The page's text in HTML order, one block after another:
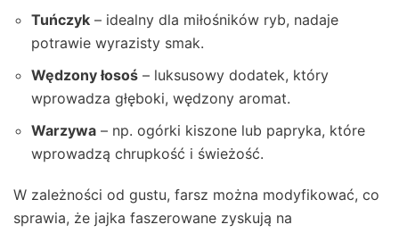
Tuńczyk – idealny dla miłośników ryb, nadaje
potrawie wyrazisty smak.
Wędzony łosoś – luksusowy dodatek, który
wprowadza głęboki, wędzony aromat.
Warzywa – np. ogórki kiszone lub papryka, które
wprowadzą chrupkość i świeżość.
W zależności od gustu, farsz można modyfikować, co
sprawia, że jajka faszerowane zyskują na